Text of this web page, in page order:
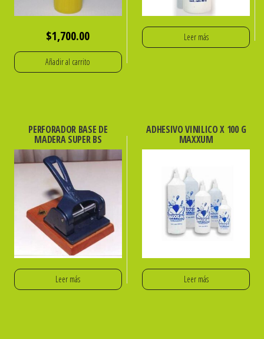
$1,700.00
Añadir al carrito
Leer más
PERFORADOR BASE DE
MADERA SUPER BS
Leer más
ADHESIVO VINILICO X 100 G
MAXXUM
Leer más